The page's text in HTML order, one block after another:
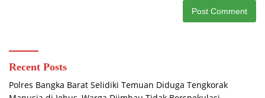
Recent Posts
Polres Bangka Barat Selidiki Temuan Diduga Tengkorak